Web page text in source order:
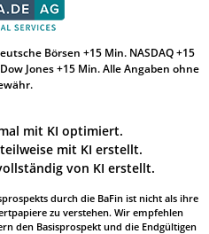
Börsen +15 Min. NASDAQ +15
Jones +15 Min. Alle Angaben ohne
mit KI optimiert.
mit KI erstellt.
von KI erstellt.
durch die BaFin ist nicht als ihre
zu verstehen. Wir empfehlen
den Basisprospekt und die Endgültigen